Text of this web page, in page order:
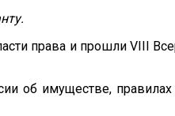
права и прошли VIII
об имуществе,